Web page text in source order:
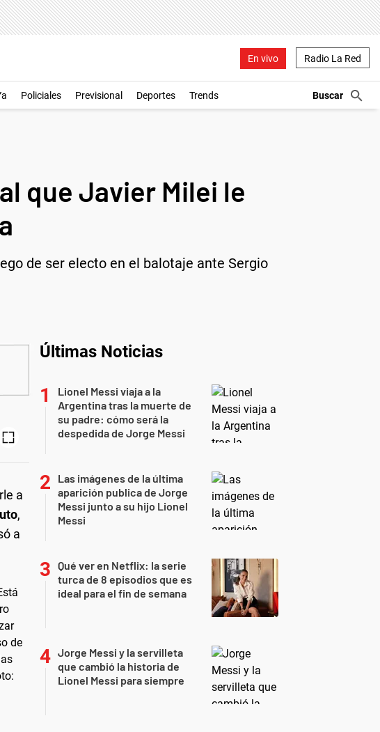
En vivo Radio La Red
Policiales Previsional Deportes Trends
que Javier Milei le
de ser electo en el balotaje ante Sergio
a
,
a
Últimas Noticias
Lionel Messi viaja a la
Argentina tras la muerte de
su padre: cómo será la
despedida de Jorge Messi
Las imágenes de la última
aparición publica de Jorge
Messi junto a su hijo Lionel
Messi
Qué ver en Netflix: la serie
turca de 8 episodios que es
ideal para el fin de semana
Jorge Messi y la servilleta
que cambió la historia de
Lionel Messi para siempre